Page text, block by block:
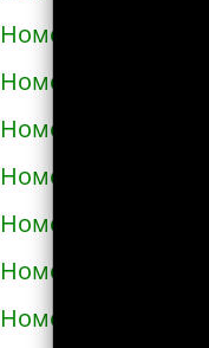
Номера
Номера
Номера
Номера
Номера
Номера
Номера